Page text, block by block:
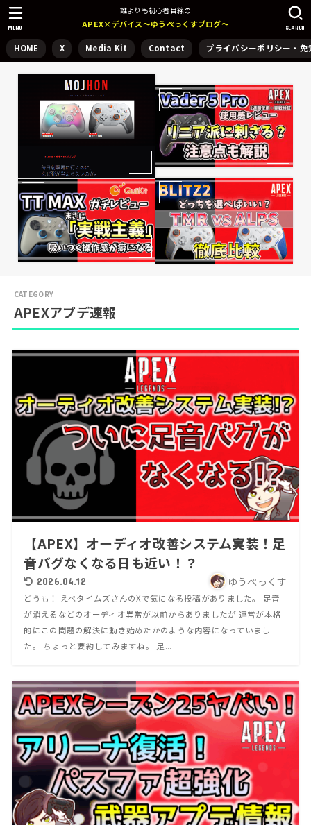
誰よりも初心者目線の
APEX×デバイス～ゆうぺっくすブログ～
HOME X Media Kit Contact プライバシーポリシー・免
SEARCH
MENU
APEXアプデ速報
【APEX】オーディオ改善システム実装！足
音バグなくなる日も近い！？
2026.04.12 ゆうぺっくす
どうも！ えぺタイムズさんのXで気になる投稿がありました。 足音
が消えるなどのオーディオ異常が以前からありましたが 運営が本格
的にこの問題の解決に動き始めたかのような内容になっていまし
た。 ちょっと要約してみますね。 足...